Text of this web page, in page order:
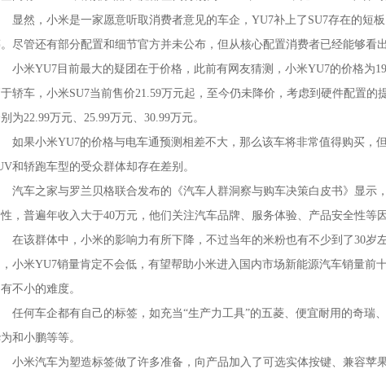
，小米是一家愿意听取消费者意见的车企，YU7补上了SU7存在的短板
尽管还有部分配置和细节官方并未公布，但从核心配置消费者已经能够看
YU7目前最大的疑团在于价格，此前有网友猜测，小米YU7的价格为
轿车，小米SU7当前售价21.59万元起，至今仍未降价，考虑到硬件配置
为22.99万元、25.99万元、30.99万元。
小米YU7的价格与电车通预测相差不大，那么该车将非常值得购买，
和轿跑车型的受众群体却存在差别。
之家与罗兰贝格联合发布的《汽车人群洞察与购车决策白皮书》显示，
，普遍年收入大于40万元，他们关注汽车品牌、服务体验、产品安全性等因
群体中，小米的影响力有所下降，不过当年的米粉也有不少到了30岁
小米YU7销量肯定不会低，有望帮助小米进入国内市场新能源汽车销量前
不小的难度。
车企都有自己的标签，如充当“生产力工具”的五菱、便宜耐用的奇瑞
和小鹏等等。
汽车为塑造标签做了许多准备，向产品加入了可选实体按键、兼容苹果